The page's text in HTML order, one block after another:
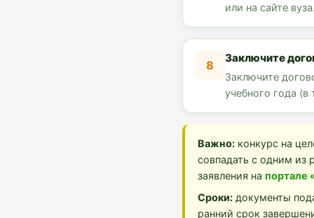
или на сайте
8
Заключите
Заключите
учебного года (в
Важно:конкурс на
совпадать с одним из
заявления на портале
Сроки:документы
ранний срок